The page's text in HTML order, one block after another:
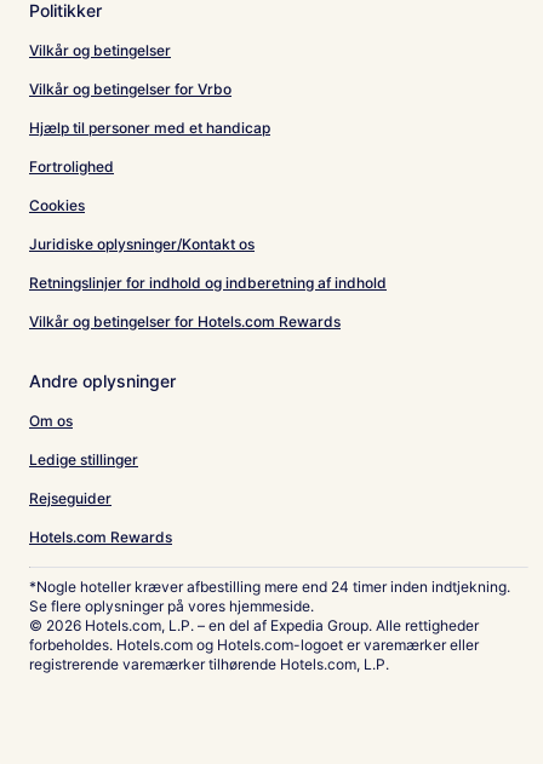
Politikker
Vilkår og betingelser
Vilkår og betingelser for Vrbo
Hjælp til personer med et handicap
Fortrolighed
Cookies
Juridiske oplysninger/Kontakt os
Retningslinjer for indhold og indberetning af indhold
Vilkår og betingelser for Hotels.com Rewards
Andre oplysninger
Om os
Ledige stillinger
Rejseguider
Hotels.com Rewards
*Nogle hoteller kræver afbestilling mere end 24 timer inden indtjekning.
Se flere oplysninger på vores hjemmeside.
© 2026 Hotels.com, L.P. – en del af Expedia Group. Alle rettigheder
forbeholdes. Hotels.com og Hotels.com-logoet er varemærker eller
registrerende varemærker tilhørende Hotels.com, L.P.